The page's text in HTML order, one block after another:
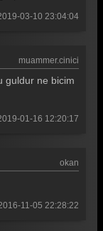
03-10 23:04:04
muammer.cinici
guldur ne bicim
01-16 12:20:17
okan
11-05 22:28:22